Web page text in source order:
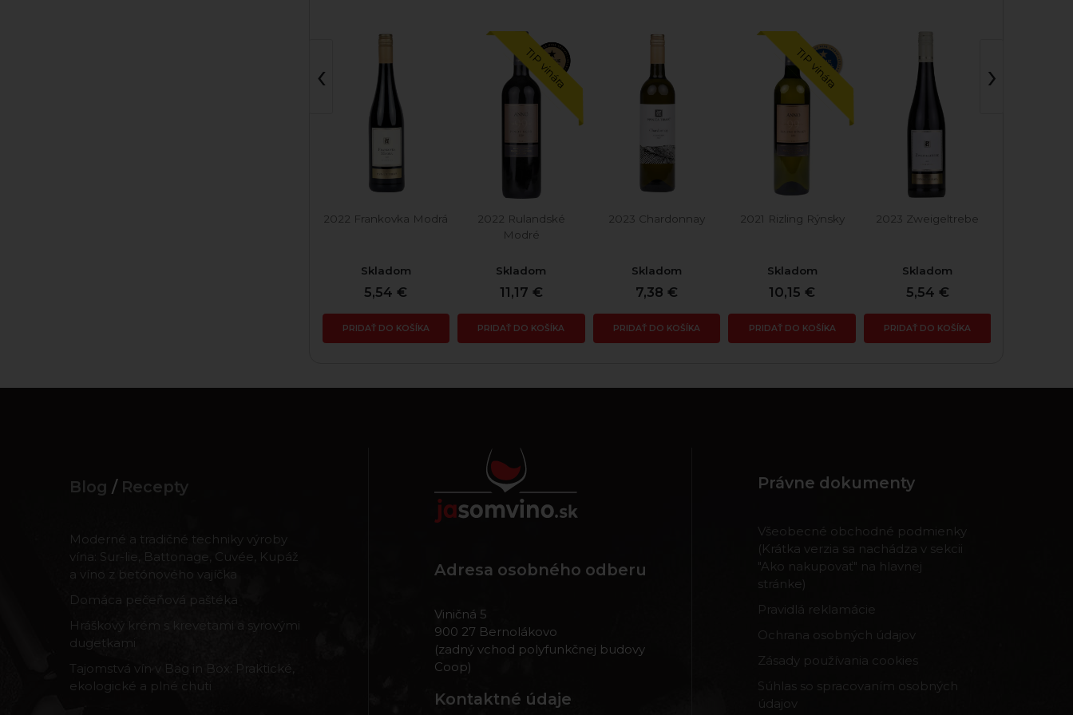
2022 Frankovka Modrá
Skladom
5,54 €
PRIDAŤ DO KOŠÍKA
TIP vinára
2022 Rulandské
Modré
Skladom
11,17 €
PRIDAŤ DO KOŠÍKA
2023 Chardonnay
Skladom
7,38 €
PRIDAŤ DO KOŠÍKA
TIP vinára
2021 Rizling Rýnsky
Skladom
10,15 €
PRIDAŤ DO KOŠÍKA
2023 Zweigeltrebe
Skladom
5,54 €
PRIDAŤ DO KOŠÍKA
‹ ›
Blog / Recepty
Moderné a tradičné techniky výroby
vína: Sur-lie, Battonage, Cuvée, Kupáž
a víno z betónového vajíčka
Domáca pečeňová paštéka
Hráškový krém s krevetami a syrovými
dugetkami
Tajomstvá vín v Bag in Box: Praktické,
ekologické a plné chuti
Adresa osobného odberu
Viničná 5
900 27 Bernolákovo
(zadný vchod polyfunkčnej budovy
Coop)
Kontaktné údaje
Právne dokumenty
Všeobecné obchodné podmienky
(Krátka verzia sa nachádza v sekcii
"Ako nakupovať" na hlavnej
stránke)
Pravidlá reklamácie
Ochrana osobných údajov
Zásady používania cookies
Súhlas so spracovaním osobných
údajov